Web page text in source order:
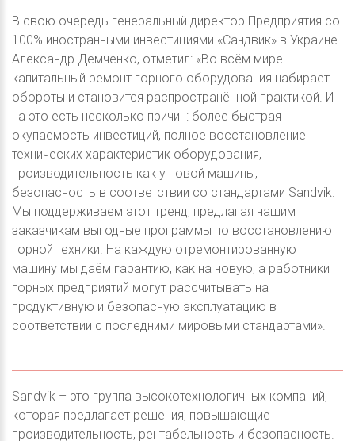
В свою очередь генеральный директор Предприятия со
100% иностранными инвестициями «Сандвик» в Украине
Александр Демченко, отметил: «Во всём мире
капитальный ремонт горного оборудования набирает
обороты и становится распространённой практикой. И
на это есть несколько причин: более быстрая
окупаемость инвестиций, полное восстановление
технических характеристик оборудования,
производительность как у новой машины,
безопасность в соответствии со стандартами Sandvik.
Мы поддерживаем этот тренд, предлагая нашим
заказчикам выгодные программы по восстановлению
горной техники. На каждую отремонтированную
машину мы даём гарантию, как на новую, а работники
горных предприятий могут рассчитывать на
продуктивную и безопасную эксплуатацию в
соответствии с последними мировыми стандартами».
Sandvik – это группа высокотехнологичных компаний,
которая предлагает решения, повышающие
производительность, рентабельность и безопасность.